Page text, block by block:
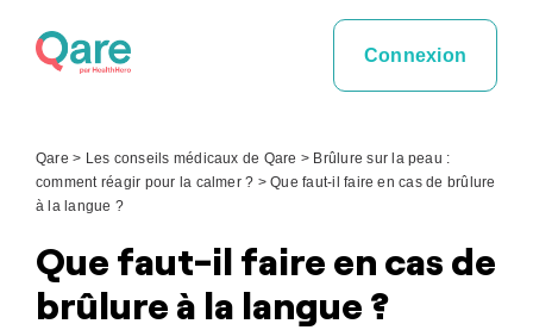
Connexion
Qare > Les conseils médicaux de Qare > Brûlure sur la peau :
comment réagir pour la calmer ? >Que faut-il faire en cas de brûlure
à la langue ?
Que faut-il faire en cas de
brûlure à la langue ?